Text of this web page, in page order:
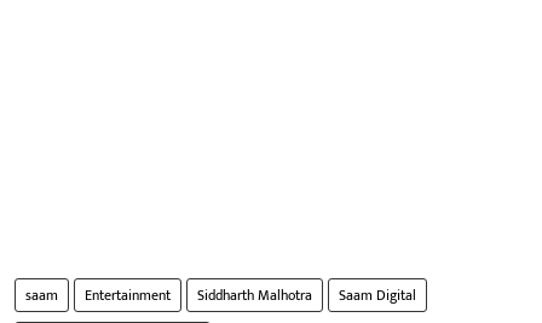
saam Entertainment Siddharth Malhotra
Saam Digital